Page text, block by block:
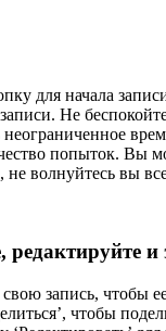
для начала
Не
попыток. Вы
волнуйтесь вы
редактируйте и
запись, чтобы
чтобы